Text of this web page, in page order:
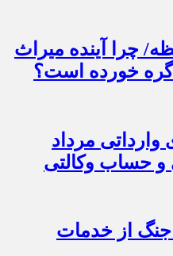
چرا آینده میراث
گره خورده است؟
مرداد
در جنگ از خدمات